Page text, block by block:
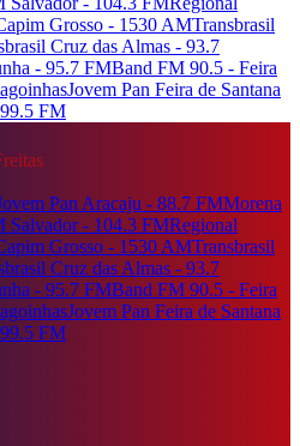
Grosso - 1530 AMTransbrasil
Cruz das Almas - 93.7
- 95.7 FMBand FM 90.5 - Feira
Jovem Pan Feira de Santana
FM
Pan Aracaju - 88.7 FMMorena
- 104.3 FMRegional
Grosso - 1530 AMTransbrasil
Cruz das Almas - 93.7
- 95.7 FMBand FM 90.5 - Feira
Jovem Pan Feira de Santana
FM